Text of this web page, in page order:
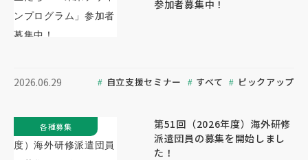
参加者募集中！
2026.06.29 自立支援セミナー すべて ピックアップ
第51回（2026年度）海外研修
派遣団員の募集を開始しまし
た！
各種募集